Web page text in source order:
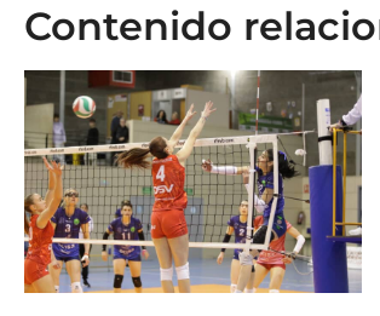
Contenido